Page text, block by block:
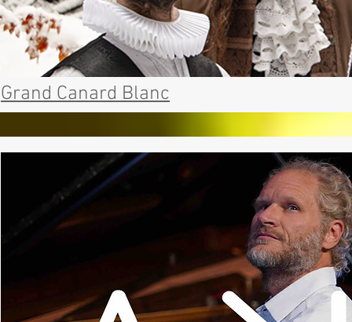
Grand Canard Blanc